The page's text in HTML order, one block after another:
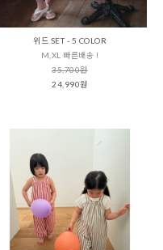
위드 SET - 5 COLOR
M,XL 빠른배송 !
35,700원
24,990원